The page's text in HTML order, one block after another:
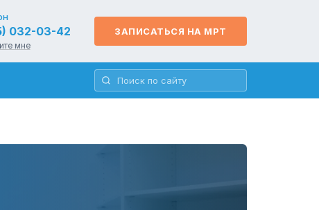
032-03-42
мне
ЗАПИСАТЬСЯ НА МРТ